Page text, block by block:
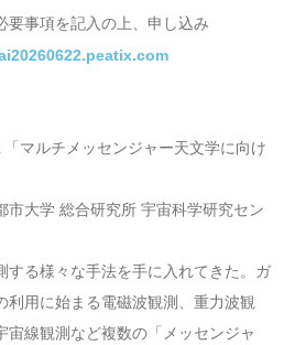
要事項を記入の上、申し込み
マルチメッセンジャー天文学に向け
大学 総合研究所 宇宙科学研究セン
る様々な手法を手に入れてきた。ガ
利用に始まる電磁波観測、重力波観
宙線観測など複数の「メッセンジャ